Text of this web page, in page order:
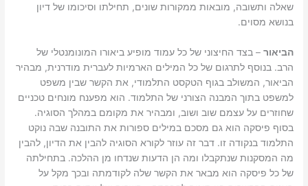
שאלה ותשובה, מובאות ממקורות שונים, תחילתו וסיכומו של דיון
בנושא מסוים.
הביאור – בצד החיצוני של כל עמוד מופיע ביאורו המונומנטלי של
הרב. בנוסף לתרגום של כל המילים הארמיות לעברית מודרנית, מבהיר
הביאור, המשולב בגוף הטקסט התלמודי, את הקשר שבין משפט
למשפט בתוך המבנה הצורני של התלמוד. הוא מפענח מונחים טכניים
שחוזרים על עצמם שוב ושוב, ומבהיר את מקומם במהלך הסוגיה.
בסוף פיסקה הוא גם מסכם במילים ספורות את התובנה שבה נוקט
התלמוד בנקודה זו. דבר זה עוזר לקורא הסוגיה להבין את הדיון, להבין
מה המסקנות שנתקבלו ומה הן הדעות שנדחו מן ההלכה. בתחילתה
של כל פיסקה הוא מבאר את הקשר שלה לקודמתה ובכך מקל על